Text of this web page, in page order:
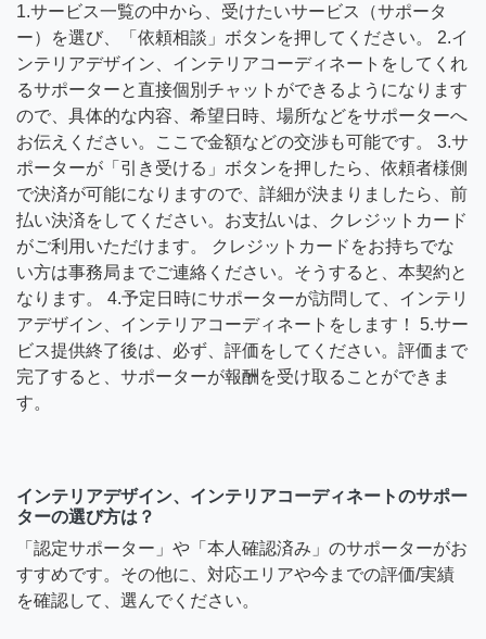
1.サービス一覧の中から、受けたいサービス（サポータ
ー）を選び、「依頼相談」ボタンを押してください。 2.イ
ンテリアデザイン、インテリアコーディネートをしてくれ
るサポーターと直接個別チャットができるようになります
ので、具体的な内容、希望日時、場所などをサポーターへ
お伝えください。ここで金額などの交渉も可能です。 3.サ
ポーターが「引き受ける」ボタンを押したら、依頼者様側
で決済が可能になりますので、詳細が決まりましたら、前
払い決済をしてください。お支払いは、クレジットカード
がご利用いただけます。 クレジットカードをお持ちでな
い方は事務局までご連絡ください。そうすると、本契約と
なります。 4.予定日時にサポーターが訪問して、インテリ
アデザイン、インテリアコーディネートをします！ 5.サー
ビス提供終了後は、必ず、評価をしてください。評価まで
完了すると、サポーターが報酬を受け取ることができま
す。
インテリアデザイン、インテリアコーディネートのサポー
ターの選び方は？
「認定サポーター」や「本人確認済み」のサポーターがお
すすめです。その他に、対応エリアや今までの評価/実績
を確認して、選んでください。